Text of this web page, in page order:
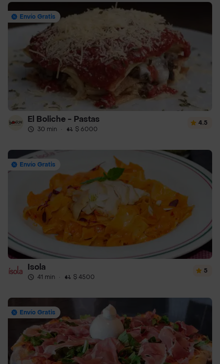
Envío Gratis
El Boliche - Pastas
30 min · $ 6000
4.5
Envío Gratis
Isola
41 min · $ 4500
5
Envío Gratis